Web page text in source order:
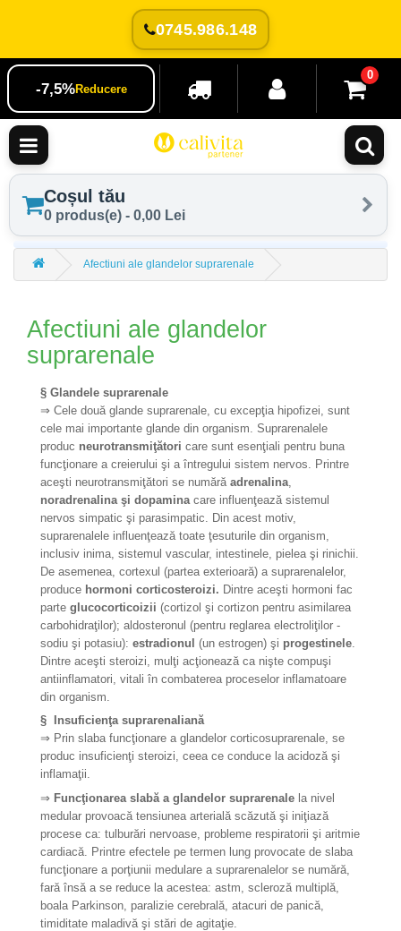
0745.986.148
-7,5%Reducere
0
Coșul tău
0 produs(e) - 0,00 Lei
Afectiuni ale glandelor suprarenale
Afectiuni ale glandelor
suprarenale
§ Glandele suprarenale
⇒ Cele două glande suprarenale, cu excepţia hipofizei, sunt
cele mai importante glande din organism. Suprarenalele
produc neurotransmiţători care sunt esenţiali pentru buna
funcţionare a creierului şi a întregului sistem nervos. Printre
aceşti neurotransmiţători se numără adrenalina
noradrenalina şi dopamina care influenţează sistemul
nervos simpatic şi parasimpatic. Din acest motiv,
suprarenalele influenţează toate ţesuturile din organism,
inclusiv inima, sistemul vascular, intestinele, pielea şi rinichii.
De asemenea, cortexul (partea exterioară) a suprarenalelor,
produce hormoni corticosteroizi. Dintre aceşti hormoni fac
parte glucocorticoizii (cortizol şi cortizon pentru asimilarea
carbohidraţilor); aldosteronul (pentru reglarea electroliţilor -
sodiu şi potasiu): estradionul (un estrogen) şi progestinele
Dintre aceşti steroizi, mulţi acţionează ca nişte compuşi
antiinflamatori, vitali în combaterea proceselor inflamatoare
din organism.
§
Insuficienţa suprarenaliană
⇒ Prin slaba funcţionare a glandelor corticosuprarenale, se
produc insuficienţi steroizi, ceea ce conduce la acidoză şi
inflamaţii.
⇒ Funcţionarea slabă a glandelor suprarenale la nivel
medular provoacă tensiunea arterială scăzută şi iniţiază
procese ca: tulburări nervoase, probleme respiratorii şi aritmie
cardiacă. Printre efectele pe termen lung provocate de slaba
funcţionare a porţiunii medulare a suprarenalelor se numără,
fară însă a se reduce la acestea: astm, scleroză multiplă,
boala Parkinson, paralizie cerebrală, atacuri de panică,
timiditate maladivă şi stări de agitaţie.